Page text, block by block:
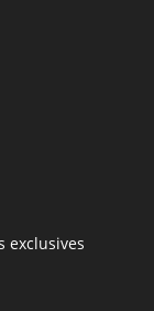
exclusives